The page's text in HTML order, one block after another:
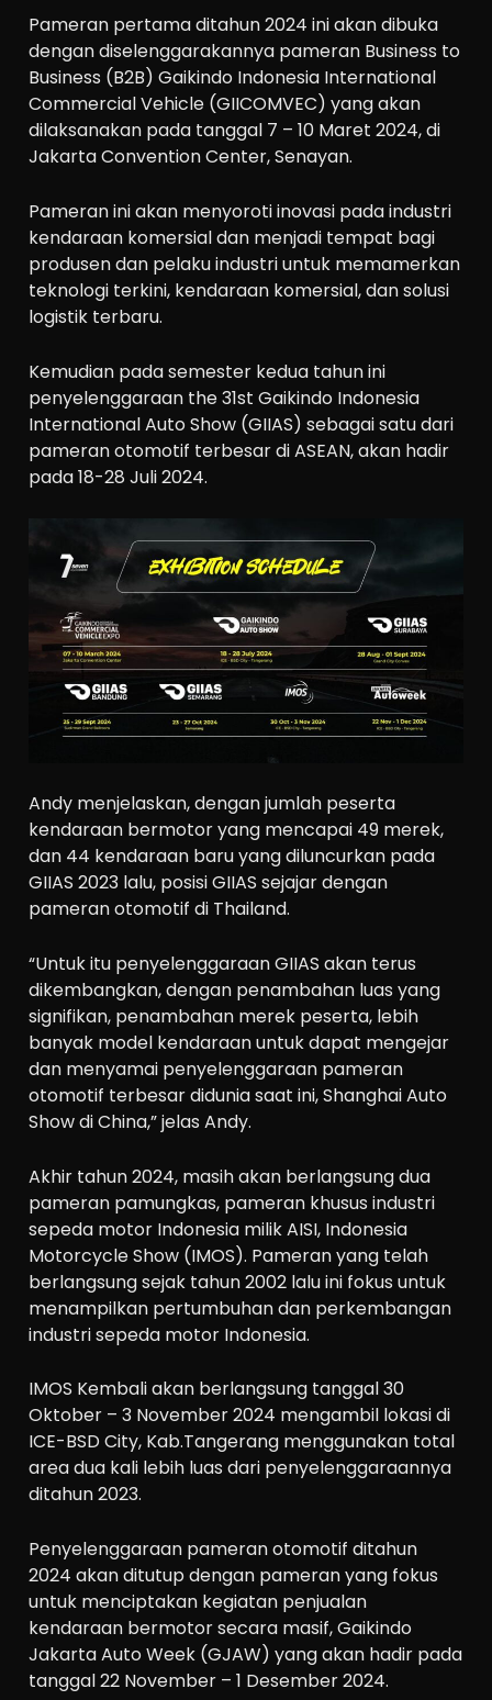
Pameran pertama ditahun 2024 ini akan dibuka
dengan diselenggarakannya pameran Business to
Business (B2B) Gaikindo Indonesia International
Commercial Vehicle (GIICOMVEC) yang akan
dilaksanakan pada tanggal 7 – 10 Maret 2024, di
Jakarta Convention Center, Senayan.
Pameran ini akan menyoroti inovasi pada industri
kendaraan komersial dan menjadi tempat bagi
produsen dan pelaku industri untuk memamerkan
teknologi terkini, kendaraan komersial, dan solusi
logistik terbaru.
Kemudian pada semester kedua tahun ini
penyelenggaraan the 31st Gaikindo Indonesia
International Auto Show (GIIAS) sebagai satu dari
pameran otomotif terbesar di ASEAN, akan hadir
pada 18-28 Juli 2024.
Andy menjelaskan, dengan jumlah peserta
kendaraan bermotor yang mencapai 49 merek,
dan 44 kendaraan baru yang diluncurkan pada
GIIAS 2023 lalu, posisi GIIAS sejajar dengan
pameran otomotif di Thailand.
“Untuk itu penyelenggaraan GIIAS akan terus
dikembangkan, dengan penambahan luas yang
signifikan, penambahan merek peserta, lebih
banyak model kendaraan untuk dapat mengejar
dan menyamai penyelenggaraan pameran
otomotif terbesar didunia saat ini, Shanghai Auto
Show di China,” jelas Andy.
Akhir tahun 2024, masih akan berlangsung dua
pameran pamungkas, pameran khusus industri
sepeda motor Indonesia milik AISI, Indonesia
Motorcycle Show (IMOS). Pameran yang telah
berlangsung sejak tahun 2002 lalu ini fokus untuk
menampilkan pertumbuhan dan perkembangan
industri sepeda motor Indonesia.
IMOS Kembali akan berlangsung tanggal 30
Oktober – 3 November 2024 mengambil lokasi di
ICE-BSD City, Kab.Tangerang menggunakan total
area dua kali lebih luas dari penyelenggaraannya
ditahun 2023.
Penyelenggaraan pameran otomotif ditahun
2024 akan ditutup dengan pameran yang fokus
untuk menciptakan kegiatan penjualan
kendaraan bermotor secara masif, Gaikindo
Jakarta Auto Week (GJAW) yang akan hadir pada
tanggal 22 November – 1 Desember 2024.